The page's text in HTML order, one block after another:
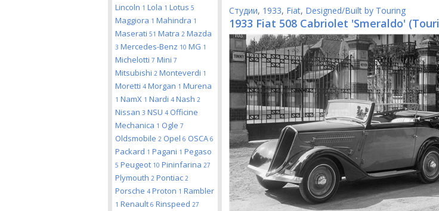
Lincoln 1 Lola 1 Lotus 5
Maggiora 1 Mahindra 1
Maserati 51 Matra 2 Mazda
3 Mercedes-Benz 10 MG 1
Michelotti 7 Mini 7
Mitsubishi 2 Monteverdi 1
Moretti 4 Morgan 1 Murena
1 NamX 1 Nardi 4 Nash 2
Nissan 3 NSU 4 Officine
Mechanica 1 Ogle 7
Oldsmobile 2 Opel 6 OSCA 6
Packard 1 Pagani 1 Pegaso
5 Peugeot 10 Pininfarina 27
Plymouth 2 Pontiac 2
Porsche 4 Proton 1 Rambler
1 Renault 6 Rinspeed 27
Студии, 1933, Fiat, Designed/Built by Touring
1933 Fiat 508 Cabriolet 'Smeraldo'